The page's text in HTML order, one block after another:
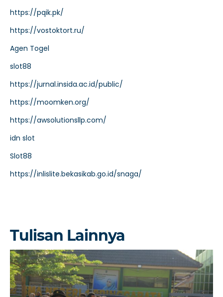
https://pqik.pk/
https://vostoktort.ru/
Agen Togel
slot88
https://jurnal.insida.ac.id/public/
https://moomken.org/
https://awsolutionsllp.com/
idn slot
Slot88
https://inlislite.bekasikab.go.id/snaga/
Tulisan Lainnya